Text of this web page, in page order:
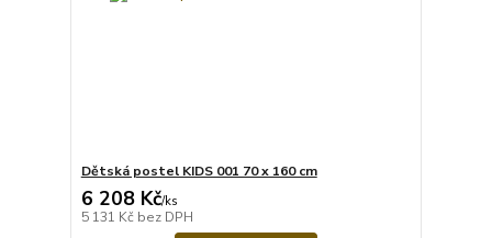
Dětská postel KIDS 001 70 x 160 cm
6 208 Kč/ks
5 131 Kč bez DPH